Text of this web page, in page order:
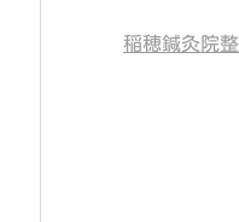
稲穂鍼灸院